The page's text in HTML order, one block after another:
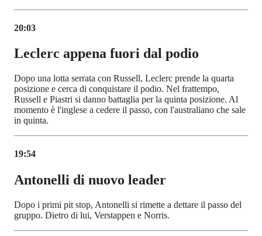
20:03
Leclerc appena fuori dal podio
Dopo una lotta serrata con Russell, Leclerc prende la quarta
posizione e cerca di conquistare il podio. Nel frattempo,
Russell e Piastri si danno battaglia per la quinta posizione. Al
momento è l'inglese a cedere il passo, con l'australiano che sale
in quinta.
19:54
Antonelli di nuovo leader
Dopo i primi pit stop, Antonelli si rimette a dettare il passo del
gruppo. Dietro di lui, Verstappen e Norris.